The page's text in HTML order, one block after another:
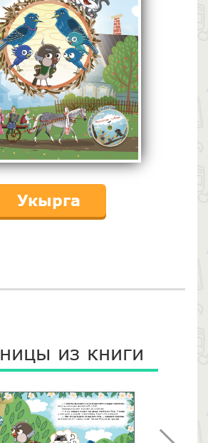
Укырга
из книги